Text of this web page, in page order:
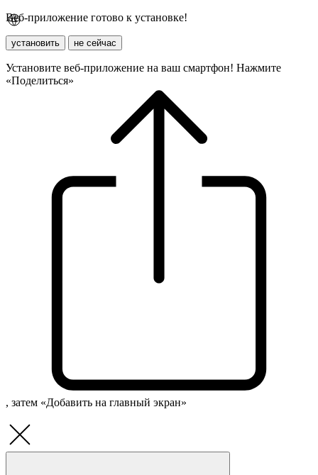
Веб-приложение готово к установке!
установить не сейчас
Установите веб-приложение на ваш смартфон! Нажмите
«Поделиться»
, затем «Добавить на главный экран»